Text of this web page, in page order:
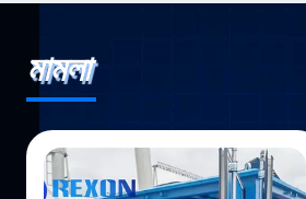
মামলা